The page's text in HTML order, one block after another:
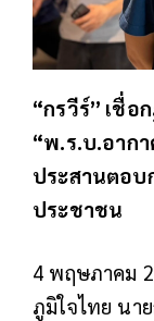
“กรวีร์” เชื่
“พ.ร.บ.อาก
ประสานตอบ
ประชาชน
4 พฤษภาคม
ภูมิใจไทย นา